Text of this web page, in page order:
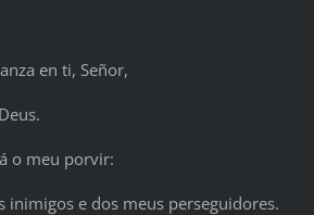
en ti, Señor,
o meu porvir:
inimigos e dos meus perseguidores.